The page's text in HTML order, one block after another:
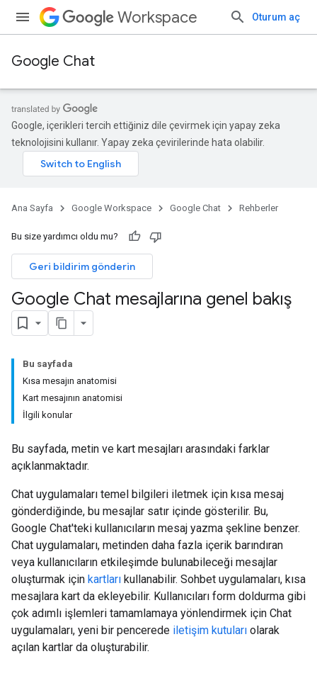
Workspace Oturum aç
Google Chat
Google, içerikleri tercih ettiğiniz dile çevirmek için yapay zeka
teknolojisini kullanır. Yapay zeka çevirilerinde hata olabilir.
Ana Sayfa Google Workspace Google Chat Rehberler
Bu size yardımcı oldu mu?
Geri bildirim gönderin
Google Chat mesajlarına genel bakış
Bu sayfada
Kısa mesajın anatomisi
Kart mesajının anatomisi
İlgili konular
Bu sayfada, metin ve kart mesajları arasındaki farklar
açıklanmaktadır.
Chat uygulamaları temel bilgileri iletmek için kısa mesaj
gönderdiğinde, bu mesajlar satır içinde gösterilir. Bu,
Google Chat'teki kullanıcıların mesaj yazma şekline benzer.
Chat uygulamaları, metinden daha fazla içerik barındıran
veya kullanıcıların etkileşimde bulunabileceği mesajlar
oluşturmak için kartları kullanabilir. Sohbet uygulamaları, kısa
mesajlara kart da ekleyebilir. Kullanıcıları form doldurma gibi
çok adımlı işlemleri tamamlamaya yönlendirmek için Chat
uygulamaları, yeni bir pencerede iletişim kutuları olarak
açılan kartlar da oluşturabilir.